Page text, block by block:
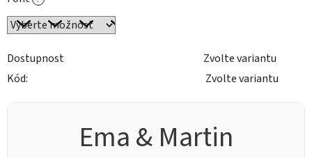
Dostupnost
Zvolte variantu
Kód:
Zvolte variantu
Ema & Martin